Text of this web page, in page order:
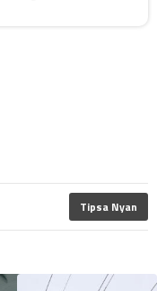
Tipsa Nyan